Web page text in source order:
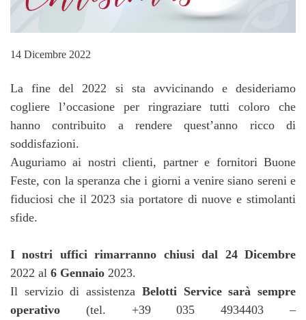
14 Dicembre 2022
La fine del 2022 si sta avvicinando e desideriamo
cogliere l’occasione per ringraziare tutti coloro che
hanno contribuito a rendere quest’anno ricco di
soddisfazioni.
Auguriamo ai nostri clienti, partner e fornitori Buone
Feste, con la speranza che i giorni a venire siano sereni e
fiduciosi che il 2023 sia portatore di nuove e stimolanti
sfide.
I nostri uffici rimarranno chiusi dal 24 Dicembre
2022 al 6 Gennaio 2023.
Il servizio di assistenza Belotti Service sarà sempre
operativo (tel. +39 035 4934403 –